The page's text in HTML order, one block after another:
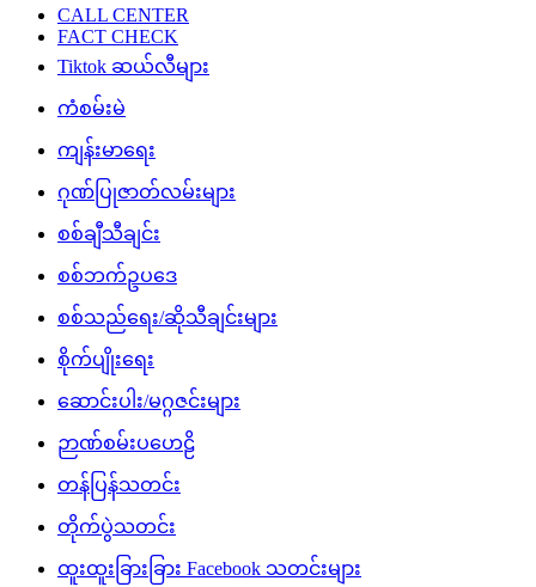
CALL CENTER
FACT CHECK
Tiktok ဆယ်လီများ
ကံစမ်းမဲ
ကျန်းမာရေး
ဂုဏ်ပြုဇာတ်လမ်းများ
စစ်ချီသီချင်း
စစ်ဘက်ဥပဒေ
စစ်သည်ရေး/ဆိုသီချင်းများ
စိုက်ပျိုးရေး
ဆောင်းပါး/မဂ္ဂဇင်းများ
ဉာဏ်စမ်းပဟေဠိ
တန်ပြန်သတင်း
တိုက်ပွဲသတင်း
ထူးထူးခြားခြား Facebook သတင်းများ